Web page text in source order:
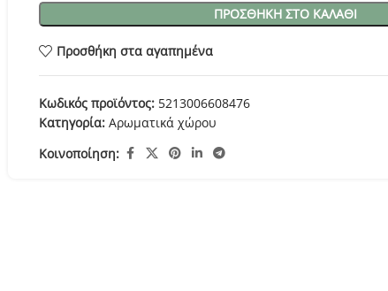
ΠΡΟΣΘΉΚΗ ΣΤΟ ΚΑΛΆΘΙ
Προσθήκη στα αγαπημένα
Κωδικός προϊόντος: 5213006608476
Κατηγορία: Αρωματικά χώρου
Κοινοποίηση: